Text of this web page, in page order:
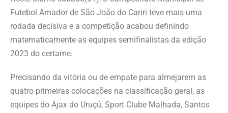
Futebol Amador de São João do Cariri teve mais uma
rodada decisiva e a competição acabou definindo
matematicamente as equipes semifinalistas da edição
2023 do certame.
Precisando da vitória ou de empate para almejarem as
quatro primeiras colocações na classificação geral, as
equipes do Ajax do Uruçú, Sport Clube Malhada, Santos